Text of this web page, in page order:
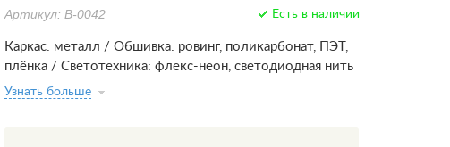
Артикул: В-0042 Есть в наличии
Каркас: металл / Обшивка: ровинг, поликарбонат, ПЭТ,
плёнка / Светотехника: флекс-неон, светодиодная нить
Узнать больше